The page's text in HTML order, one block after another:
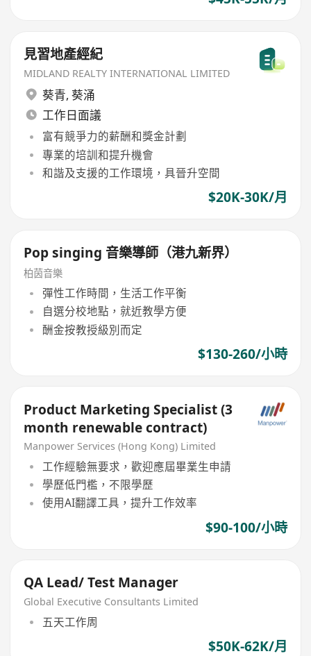
見習地產經紀
MIDLAND REALTY INTERNATIONAL LIMITED
葵青, 葵涌
工作日面議
富有競爭力的薪酬和獎金計劃
專業的培訓和提升機會
和諧及支援的工作環境，具晉升空間
$20K-30K/月
Pop singing 音樂導師（港九新界）
柏茵音樂
彈性工作時間，生活工作平衡
自選分校地點，就近教學方便
酬金按教授級別而定
$130-260/小時
Product Marketing Specialist (3
month renewable contract)
Manpower Services (Hong Kong) Limited
工作經驗無要求，歡迎應屆畢業生申請
學歷低門檻，不限學歷
使用AI翻譯工具，提升工作效率
$90-100/小時
QA Lead/ Test Manager
Global Executive Consultants Limited
五天工作周
$50K-62K/月